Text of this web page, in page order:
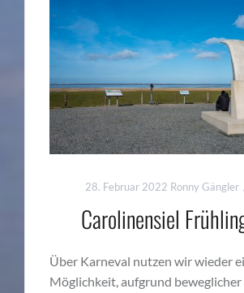
28. Februar 2022 Ronny Gängler
Carolinensiel
Über Karneval nutzen wir wieder
Möglichkeit, aufgrund beweglicher